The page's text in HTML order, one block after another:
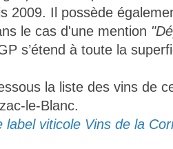
2009. Il possède
le cas d'une mention
s’étend à toute la
la liste des vins de
le-Blanc.
label viticole Vins de la